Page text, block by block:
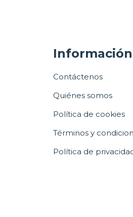
Información
Contáctenos
Quiénes somos
Política de cookies
Términos y
Política de